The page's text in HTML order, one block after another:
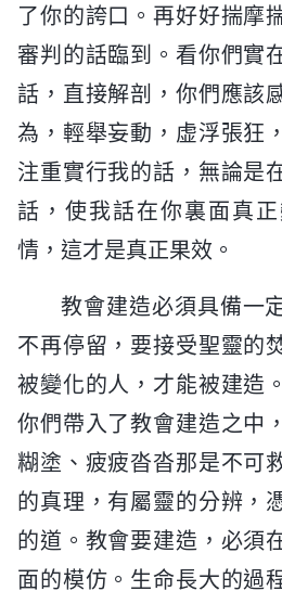
了你的誇口。再好好揣摩
審判的話臨到。看你們實
話，直接解剖，你們應該
為，輕舉妄動，虚浮張狂
注重實行我的話，無論是
話，使我話在你裏面真
情，這才是真正果效。
教會建造必須具備一
不再停留，要接受聖靈的
被變化的人，才能被建造
你們帶入了教會建造之中
糊塗、疲疲沓沓那是不可
的真理，有屬靈的分辨，
的道。教會要建造，必須
面的模仿。生命長大的過